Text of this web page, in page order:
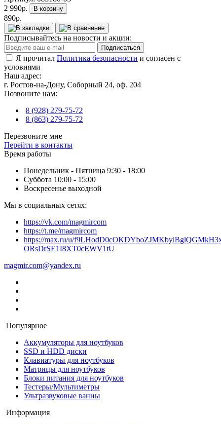
2 990р.
В корзину
890р.
Подписывайтесь на новости и акции:
Подписаться
Я прочитал Политика безопасности и согласен с
условиями
Наш адрес:
г. Ростов-на-Дону, Соборный 24, оф. 204
Позвоните нам:
8 (928) 279-75-72
8 (863) 279-75-72
Перезвоните мне
Перейти в контакты
Время работы
Понедельник - Пятница 9:30 - 18:00
Суббота 10:00 - 15:00
Воскресенье выходной
Мы в социальных сетях:
https://vk.com/magmircom
https://t.me/magmircom
https://max.ru/u/
ORsDrSE1I8XT0cEWV1tU
magmir.com@yandex.ru
Популярное
Аккумуляторы для ноутбуков
SSD и HDD диски
Клавиатуры для ноутбуков
Матрицы для ноутбуков
Блоки питания для ноутбуков
Тестеры/Мультиметры
Ультразвуковые ванны
Информация